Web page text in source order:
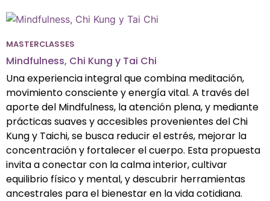
MASTERCLASSES
Mindfulness, Chi Kung y Tai Chi
Una experiencia integral que combina meditación,
movimiento consciente y energía vital. A través del
aporte del Mindfulness, la atención plena, y mediante
prácticas suaves y accesibles provenientes del Chi
Kung y Taichi, se busca reducir el estrés, mejorar la
concentración y fortalecer el cuerpo. Esta propuesta
invita a conectar con la calma interior, cultivar
equilibrio físico y mental, y descubrir herramientas
ancestrales para el bienestar en la vida cotidiana.